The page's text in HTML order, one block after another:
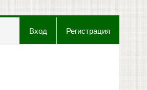
Вход Регистрация